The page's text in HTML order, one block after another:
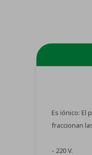
Es iónico: El
fraccionan
- 220 V.